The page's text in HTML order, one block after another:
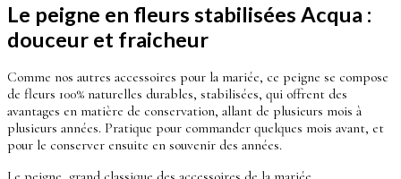
Le peigne en fleurs stabilisées Acqua :
douceur et fraicheur
Comme nos autres accessoires pour la mariée, ce peigne se compose
de fleurs 100% naturelles durables, stabilisées, qui offrent des
avantages en matière de conservation, allant de plusieurs mois à
plusieurs années. Pratique pour commander quelques mois avant, et
pour le conserver ensuite en souvenir des années.